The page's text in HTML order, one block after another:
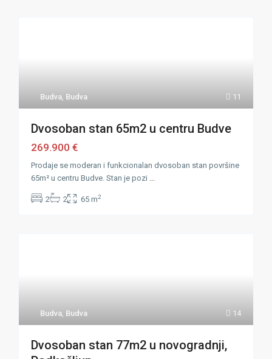
11
Budva, Budva
Dvosoban stan 65m2 u centru Budve
269.900 €
Prodaje se moderan i funkcionalan dvosoban stan površine
65m² u centru Budve. Stan je pozi ...
2 2 65 m2
14
Budva, Budva
Dvosoban stan 77m2 u novogradnji,